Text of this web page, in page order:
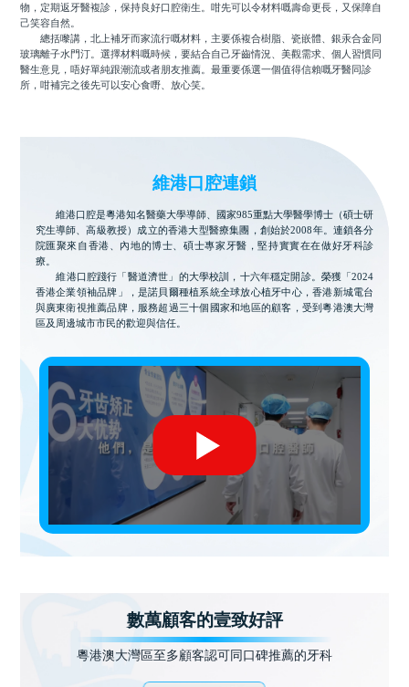
物，定期返牙醫複診，保持良好口腔衛生。咁先可以令材料嘅壽命更長，又保障自
己笑容自然。
總括嚟講，北上補牙而家流行嘅材料，主要係複合樹脂、瓷嵌體、銀汞合金同
玻璃離子水門汀。選擇材料嘅時候，要結合自己牙齒情況、美觀需求、個人習慣同
醫生意見，唔好單純跟潮流或者朋友推薦。最重要係選一個值得信賴嘅牙醫同診
所，咁補完之後先可以安心食嘢、放心笑。
維港口腔連鎖
維港口腔是粵港知名醫藥大學導師、國家985重點大學醫學博士（碩士研
究生導師、高級教授）成立的香港大型醫療集團，創始於2008年。連鎖各分
院匯聚來自香港、內地的博士、碩士專家牙醫，堅持實實在在做好牙科診
療。
維港口腔踐行「醫道濟世」的大學校訓，十六年穩定開診。榮獲「2024
香港企業領袖品牌」，是諾貝爾種植系統全球放心植牙中心，香港新城電台
與廣東衛視推薦品牌，服務超過三十個國家和地區的顧客，受到粵港澳大灣
區及周邊城市市民的歡迎與信任。
數萬顧客的壹致好評
粵港澳大灣區至多顧客認可同口碑推薦的牙科